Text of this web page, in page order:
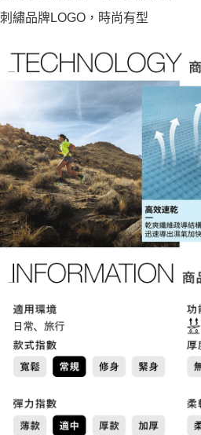
刺繡品牌LOGO，時尚有型